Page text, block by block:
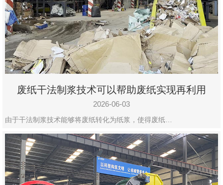
废纸干法制浆技术可以帮助废纸实现再利用
2026-06-03
由于干法制浆技术能够将废纸转化为纸浆，使得废纸…